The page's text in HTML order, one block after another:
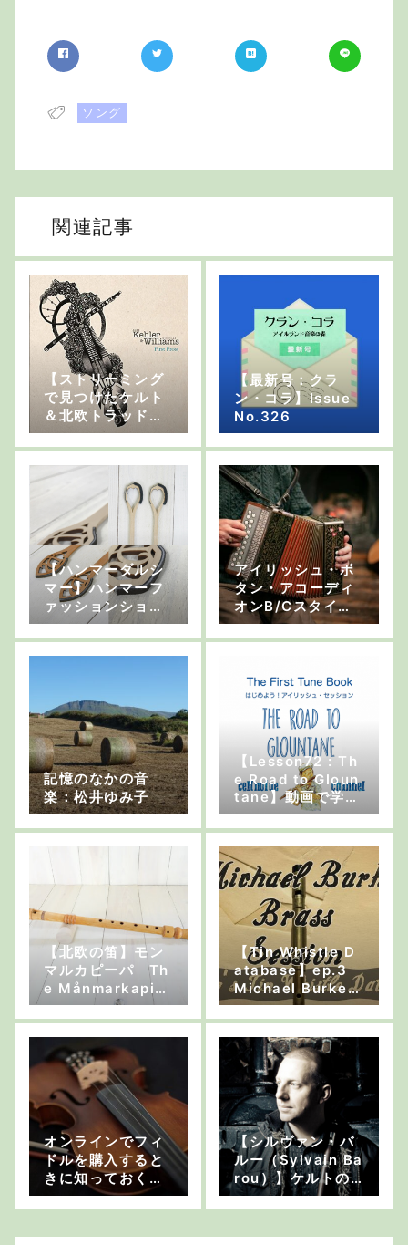
ソング
関連記事
【ストリーミング
で見つけたケルト
＆北欧トラッド系
音楽 vol.10】ニッ
ケルハルパとアイ
リッシュ・フルー
トのデュオ “Alex
Kehler & Nichol
as Williams”
【最新号：クラ
ン・コラ】Issue
No.326
【ハンマーダルシ
マー】ハンマーフ
ァッションショ
ー！？
アイリッシュ・ボ
タン・アコーディ
オンB/Cスタイル
の3大プレイヤー
記憶のなかの音
楽：松井ゆみ子
【Lesson72 : Th
e Road to Gloun
tane】動画で学ぶ
「はじめよう！ア
イリッシュ・セッ
ション」
【北欧の笛】モン
マルカピーパ Th
e Månmarkapip
a
【Tin Whistle D
atabase】ep.3
Michael Burke –
Brass Session
オンラインでフィ
ドルを購入すると
きに知っておくべ
きこと
【シルヴァン・バ
ルー（Sylvain Ba
rou）】ケルトの
笛 インタビュー
前編